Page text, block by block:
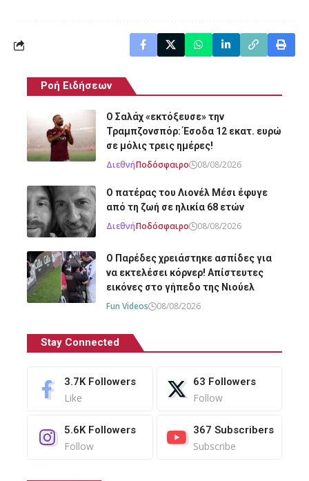
Ροή Ειδήσεων
Ο Σαλάχ «εκτόξευσε» την
Τραμπζονσπόρ: Έσοδα 12 εκατ. ευρώ
σε μόλις τρεις ημέρες!
ΔιεθνήΠοδόσφαιρο 08/08/2026
Ο πατέρας του Λιονέλ Μέσι έφυγε
από τη ζωή σε ηλικία 68 ετών
ΔιεθνήΠοδόσφαιρο 08/08/2026
O Παρέδες χρειάστηκε ασπίδες για
να εκτελέσει κόρνερ! Απίστευτες
εικόνες στο γήπεδο της Νιούελ
Fun Videos 08/08/2026
Stay Connected
3.7K Followers
Like
63 Followers
Follow
5.6K Followers
Follow
367 Subscribers
Subscribe